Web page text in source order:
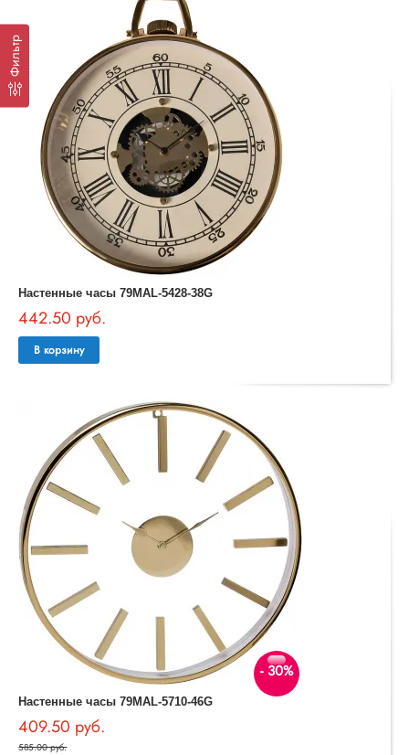
Фильтр
Настенные часы 79MAL-5428-38G
442.50 руб.
В корзину
- 30%
Настенные часы 79MAL-5710-46G
409.50 руб.
585.00 руб.